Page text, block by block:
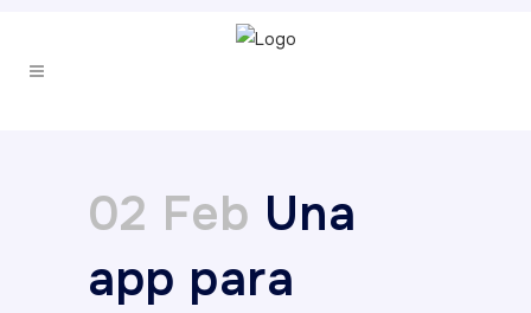
02 Feb Una
app para